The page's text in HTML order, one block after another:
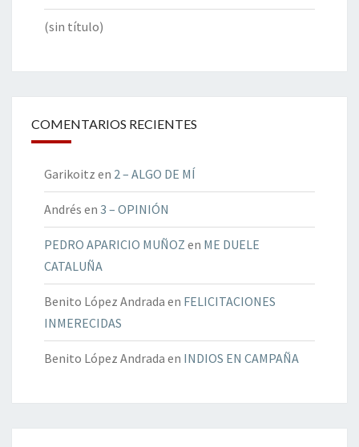
(sin título)
COMENTARIOS RECIENTES
Garikoitz en 2 – ALGO DE MÍ
Andrés en 3 – OPINIÓN
PEDRO APARICIO MUÑOZ en ME DUELE
CATALUÑA
Benito López Andrada en FELICITACIONES
INMERECIDAS
Benito López Andrada en INDIOS EN CAMPAÑA